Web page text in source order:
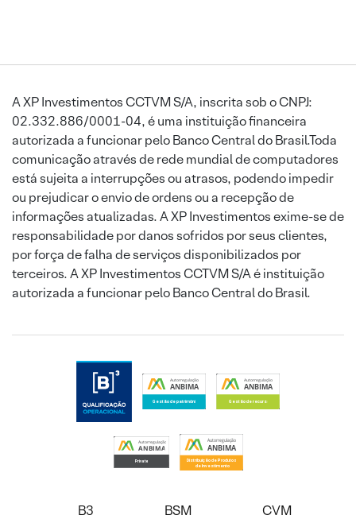
A XP Investimentos CCTVM S/A, inscrita sob o CNPJ:
02.332.886/0001-04, é uma instituição financeira
autorizada a funcionar pelo Banco Central do Brasil.Toda
comunicação através de rede mundial de computadores
está sujeita a interrupções ou atrasos, podendo impedir
ou prejudicar o envio de ordens ou a recepção de
informações atualizadas. A XP Investimentos exime-se de
responsabilidade por danos sofridos por seus clientes,
por força de falha de serviços disponibilizados por
terceiros. A XP Investimentos CCTVM S/A é instituição
autorizada a funcionar pelo Banco Central do Brasil.
B3 BSM CVM